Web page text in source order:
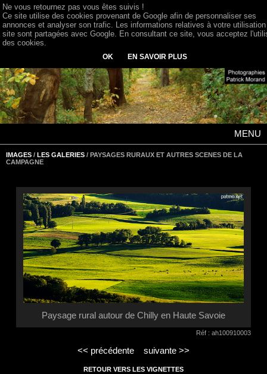
MENU
IMAGES / LES GALERIES / PAYSAGES RURAUX ET AUTRES SCENES DE LA
CAMPAGNE
Paysage rural autour de Chilly en Haute Savoie
Réf : ah100910003
<< précédente suivante >>
RETOUR VERS LES VIGNETTES
Ne vous retournez pas vous êtes suivis !
Ce site utilise des cookies provenant de Google afin de personnaliser ses
annonces et analyser son trafic. Les informations relatives à votre
site sont partagées avec Google. En consultant ce site, vous acceptez
des cookies.
OK EN SAVOIR PLUS